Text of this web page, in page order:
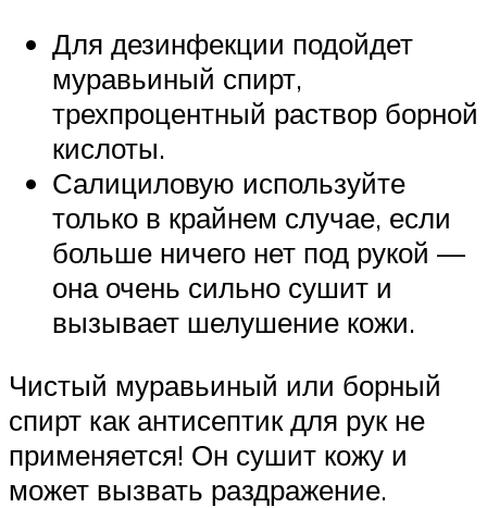
Для дезинфекции подойдет
муравьиный спирт,
трехпроцентный раствор борной
кислоты.
Салициловую используйте
только в крайнем случае, если
больше ничего нет под рукой —
она очень сильно сушит и
вызывает шелушение кожи.
Чистый муравьиный или борный
спирт как антисептик для рук не
применяется! Он сушит кожу и
может вызвать раздражение.